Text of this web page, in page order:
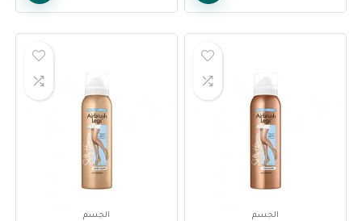
الجسم الجسم